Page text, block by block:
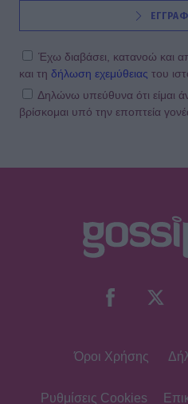
Έχω διαβάσει, κατανοώ και
και τη δήλωση εχεμύθειας του
Δηλώνω υπεύθυνα ότι είμαι
βρίσκομαι υπό την εποπτεία
Όροι Χρήσης
Ρυθμίσεις Cookies